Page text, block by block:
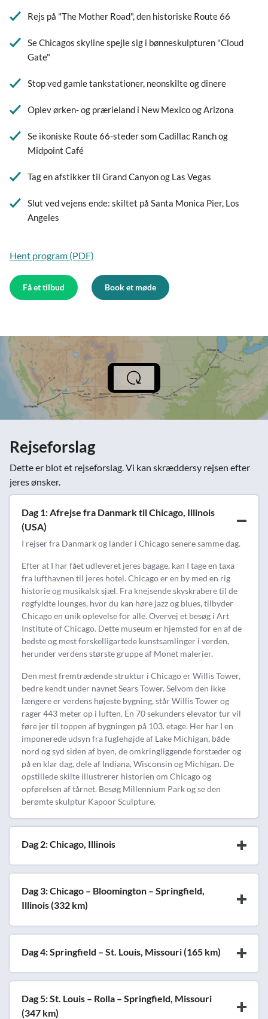
Rejs på "The Mother Road", den historiske Route 66
Se Chicagos skyline spejle sig i bønneskulpturen "Cloud
Gate"
Stop ved gamle tankstationer, neonskilte og dinere
Oplev ørken- og prærieland i New Mexico og Arizona
Se ikoniske Route 66-steder som Cadillac Ranch og
Midpoint Café
Tag en afstikker til Grand Canyon og Las Vegas
Slut ved vejens ende: skiltet på Santa Monica Pier, Los
Angeles
Hent program (PDF)
Få et tilbud Book et møde
Rejseforslag
Dette er blot et rejseforslag. Vi kan skræddersy rejsen efter
jeres ønsker.
Dag 1: Afrejse fra Danmark til Chicago, Illinois
(USA)
I rejser fra Danmark og lander i Chicago senere samme dag.
Efter at I har fået udleveret jeres bagage, kan I tage en taxa
fra lufthavnen til jeres hotel. Chicago er en by med en rig
historie og musikalsk sjæl. Fra knejsende skyskrabere til de
røgfyldte lounges, hvor du kan høre jazz og blues, tilbyder
Chicago en unik oplevelse for alle. Overvej et besøg i Art
Institute of Chicago. Dette museum er hjemsted for en af de
bedste og mest forskelligartede kunstsamlinger i verden,
herunder verdens største gruppe af Monet malerier.
Den mest fremtrædende struktur i Chicago er Willis Tower,
bedre kendt under navnet Sears Tower. Selvom den ikke
længere er verdens højeste bygning, står Willis Tower og
rager 443 meter op i luften. En 70 sekunders elevator tur vil
føre jer til toppen af bygningen på 103. etage. Her har I en
imponerede udsyn fra fuglehøjde af Lake Michigan, både
nord og syd siden af byen, de omkringliggende forstæder og
på en klar dag, dele af Indiana, Wisconsin og Michigan. De
opstillede skilte illustrerer historien om Chicago og
opførelsen af tårnet. Besøg Millennium Park og se den
berømte skulptur Kapoor Sculpture.
Dag 2: Chicago, Illinois
Dag 3: Chicago – Bloomington – Springfield,
Illinois (332 km)
Dag 4: Springfield – St. Louis, Missouri (165 km)
Dag 5: St. Louis – Rolla – Springfield, Missouri
(347 km)